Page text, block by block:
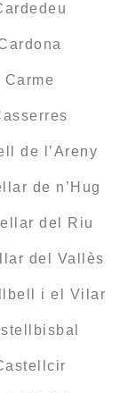
de l’Areny
de n’Hug
del Riu
del Vallès
i el Vilar